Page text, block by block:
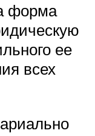
форма
ее
всех